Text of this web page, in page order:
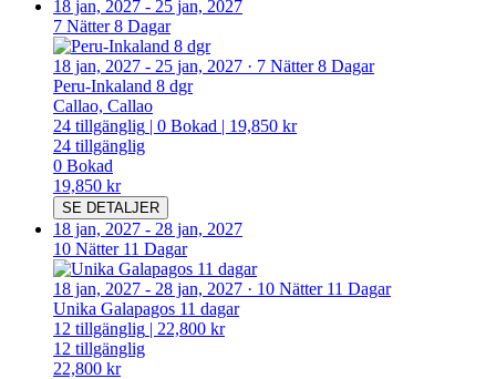
18 jan, 2027 - 25 jan, 2027
7 Nätter 8 Dagar
18 jan, 2027 - 25 jan, 2027 · 7 Nätter 8 Dagar
Peru-Inkaland 8 dgr
Callao, Callao
24 tillgänglig | 0 Bokad | 19,850 kr
24 tillgänglig
0 Bokad
19,850 kr
SE DETALJER
18 jan, 2027 - 28 jan, 2027
10 Nätter 11 Dagar
18 jan, 2027 - 28 jan, 2027 · 10 Nätter 11 Dagar
Unika Galapagos 11 dagar
12 tillgänglig | 22,800 kr
12 tillgänglig
22,800 kr